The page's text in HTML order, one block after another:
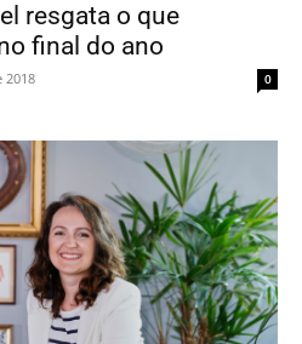
resgata o que
final do ano
2018 0